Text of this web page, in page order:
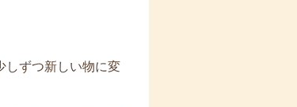
しずつ新しい物に変